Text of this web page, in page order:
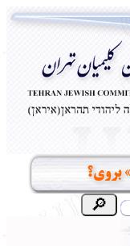
بروی؟
یهود